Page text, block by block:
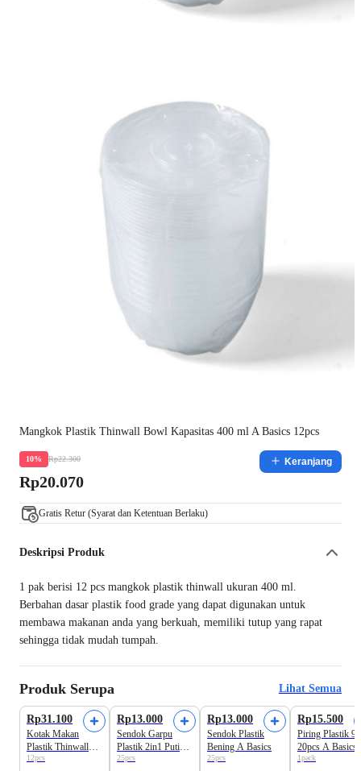
Mangkok Plastik Thinwall Bowl Kapasitas 400 ml A Basics 12pcs
10% Rp22.300
Rp20.070
Keranjang
Gratis Retur (Syarat dan Ketentuan Berlaku)
Deskripsi Produk
1 pak berisi 12 pcs mangkok plastik thinwall ukuran 400 ml.
Berbahan dasar plastik food grade yang dapat digunakan untuk
membawa makanan anda yang berkuah, memiliki tutup yang rapat
sehingga tidak mudah tumpah.
Produk Serupa Lihat Semua
Rp31.100
Kotak Makan
Plastik Thinwall
Kapasitas 1000ml
12pcs
Rp13.000
Sendok Garpu
Plastik 2in1 Putih
A Basics
25pcs
Rp13.000
Sendok Plastik
Bening A Basics
25pcs
Rp15.500
Piring Plastik
20pcs A Basics
1pack